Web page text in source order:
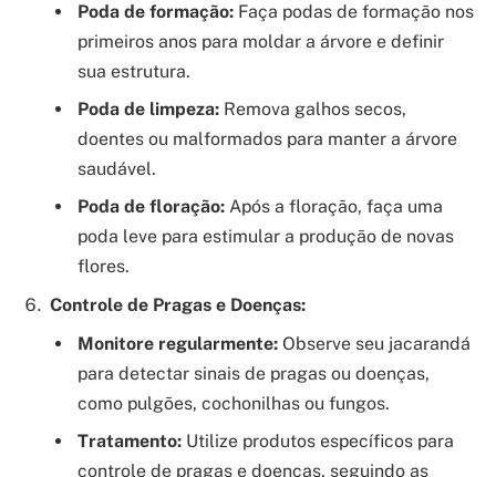
Poda de formação: Faça podas de formação nos
primeiros anos para moldar a árvore e definir
sua estrutura.
Poda de limpeza: Remova galhos secos,
doentes ou malformados para manter a árvore
saudável.
Poda de floração: Após a floração, faça uma
poda leve para estimular a produção de novas
flores.
Controle de Pragas e Doenças:
Monitore regularmente: Observe seu jacarandá
para detectar sinais de pragas ou doenças,
como pulgões, cochonilhas ou fungos.
Tratamento: Utilize produtos específicos para
controle de pragas e doenças, seguindo as